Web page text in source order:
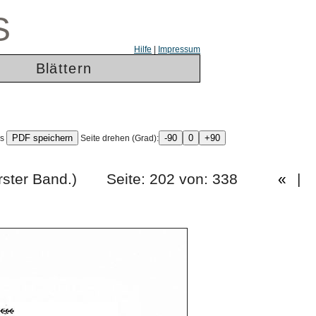
Hilfe Impressum
Blättern
Seite drehen (Grad):
(Erster Band.) Seite: 202 von: 338 « |